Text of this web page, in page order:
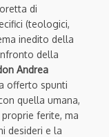
di
(teologici,
inedito della
della
Andrea
offerto spunti
quella umana,
ferite, ma
desideri e la